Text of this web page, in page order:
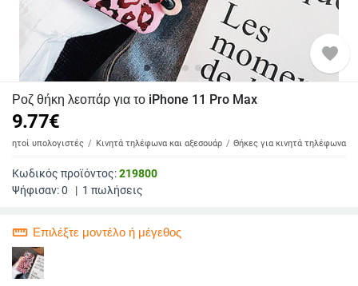
favorite
Ροζ θήκη λεοπάρ για το iPhone 11 Pro Max
9.77€
υπολογιστές Κινητά τηλέφωνα και αξεσουάρ Θήκες για κινητά τηλέφωνα
Κωδικός προϊόντος:219800
Ψήφισαν:0 | 1 πωλήσεις
straighten Επιλέξτε μοντέλο ή μέγεθος